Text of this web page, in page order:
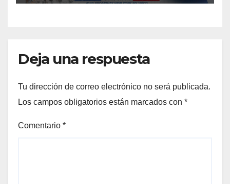
Deja una respuesta
Tu dirección de correo electrónico no será publicada.
Los campos obligatorios están marcados con *
Comentario *